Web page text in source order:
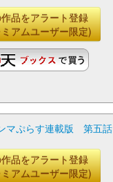
品をアラート登録
アムユーザー限定)
マぷらす連載版 第五話
品をアラート登録
アムユーザー限定)